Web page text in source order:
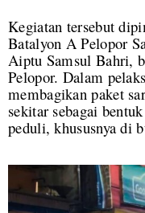
Kegiatan tersebut
Batalyon A Pelopor
Aiptu Samsul Bahri,
Pelopor. Dalam
membagikan paket
sekitar sebagai
peduli, khususnya di